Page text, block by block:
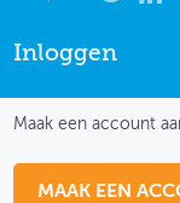
NIEUWS
Inloggen
Maak een account
MAAK EEN